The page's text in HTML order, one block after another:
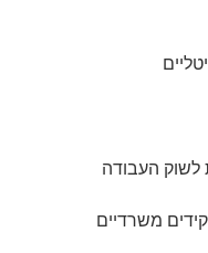
לשוק העבודה
משרדיים